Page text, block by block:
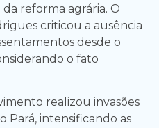
reforma agrária. O
criticou a ausência
desde o
o fato
realizou invasões
Pará, intensificando as